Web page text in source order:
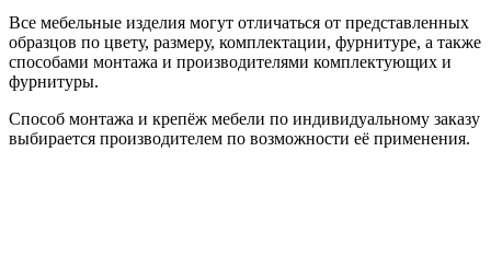
Все мебельные изделия могут отличаться от представленных
образцов по цвету, размеру, комплектации, фурнитуре, а также
способами монтажа и производителями комплектующих и
фурнитуры.
Способ монтажа и крепёж мебели по индивидуальному заказу
выбирается производителем по возможности её применения.